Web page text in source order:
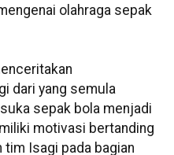
olahraga sepak
dari yang semula
sepak bola menjadi
motivasi bertanding
tim Isagi pada bagian